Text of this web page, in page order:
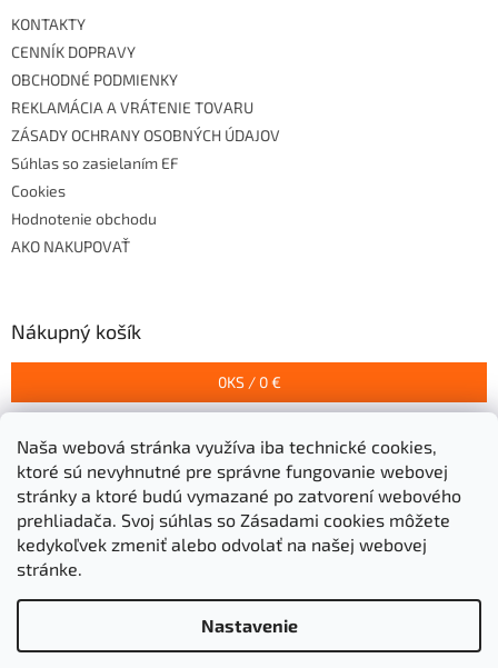
Naša webová stránka využíva iba technické cookies,
ktoré sú nevyhnutné pre správne fungovanie webovej
stránky a ktoré budú vymazané po zatvorení webového
prehliadača. Svoj súhlas so Zásadami cookies môžete
kedykoľvek zmeniť alebo odvolať na našej webovej
stránke.
Nastavenie
KONTAKTY
CENNÍK DOPRAVY
OBCHODNÉ PODMIENKY
REKLAMÁCIA A VRÁTENIE TOVARU
ZÁSADY OCHRANY OSOBNÝCH ÚDAJOV
Súhlas so zasielaním EF
Cookies
Hodnotenie obchodu
AKO NAKUPOVAŤ
Nákupný košík
0KS / 0 €
Prijímame online platby